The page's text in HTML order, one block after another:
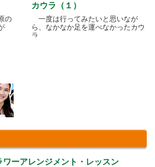
の
カウラ（１）
一度は行ってみたいと思いなが
ら、なかなか足を運べなかったカウ
ラ.....
ーアレンジメント・レッスン